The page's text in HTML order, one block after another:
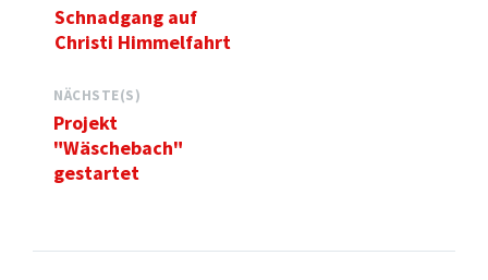
Schnadgang auf
Christi Himmelfahrt
NÄCHSTE(S)
Projekt
"Wäschebach"
gestartet